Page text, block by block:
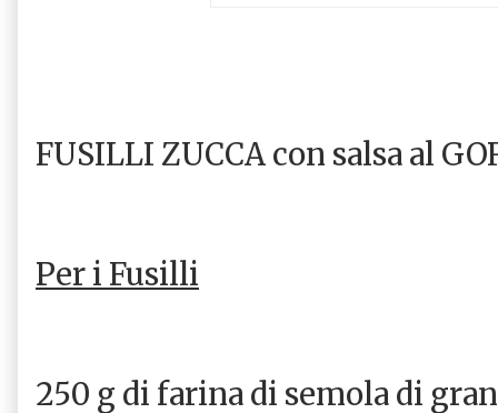
FUSILLI ZUCCA con salsa al
Per i Fusilli
250 g di farina di semola di